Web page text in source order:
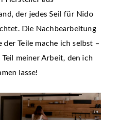
der jedes Seil für Nido
Die Nachbearbeitung
der Teile mache ich selbst –
meiner Arbeit, den ich
lasse!